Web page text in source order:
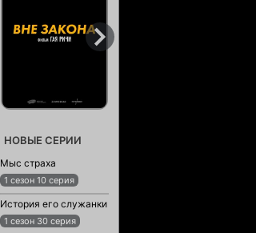
НОВЫЕ СЕРИИ
Мыс страха
1 сезон 10 серия
История его служанки
1 сезон 30 серия